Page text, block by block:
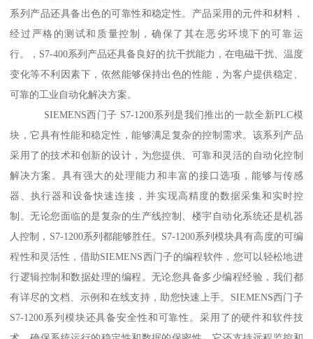
系列产品还具备出色的可靠性和稳定性。产品采用的元件和材料，
经过严格的测试和质量控制，确保了其在恶劣环境下的可靠运
行。，S7-400系列产品还具备良好的抗干扰能力，在电磁干扰、温度
变化等不利因素下，依然能够保持出色的性能，为客户提供稳定、
可靠的工业自动化解决方案。
SIEMENS西门子 S7-1200系列是我们推出的一款全新PLC模
块，它具有性能和稳定性，能够满足复杂的控制需求。该系列产品
采用了的技术和创新的设计，为您提供、可靠和灵活的自动化控制
解决方案。具有强大的处理能力和丰富的接口选项，能够与传感
器、执行器和设备快速连接，并实现高精度的数据采集和实时控
制。无论您面临的是复杂的生产线控制、楼宇自动化系统还是机器
人控制，S7-1200系列都能够胜任。S7-1200系列模块具有高度的可编
程性和灵活性，借助SIEMENS西门子的编程软件，您可以轻松地进
行逻辑控制和数据处理的编程。无论您具备多少编程经验，我们都
有详尽的文档、示例和在线支持，助您快速上手。SIEMENS西门子
S7-1200系列模块还具备安全性和可靠性。采用了的硬件和软件技